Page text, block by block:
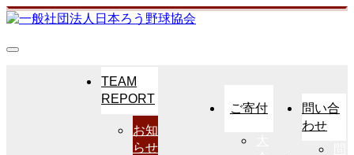
TEAM
REPORT
お知
らせ
ご寄付
問い合
わせ